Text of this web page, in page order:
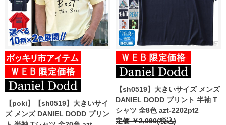
【poki】【sh0519】大きいサイ
ズ メンズ DANIEL DODD プリン
【sh0519】大きいサイズ メンズ
DANIEL DODD プリント 半袖 T
シャツ 全8色 azt-2202pt2
定価 ￥2,090(税込)